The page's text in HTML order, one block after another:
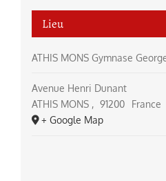
Lieu
ATHIS MONS Gymnase
Avenue Henri Dunant
ATHIS MONS , 91200
France
+ Google Map